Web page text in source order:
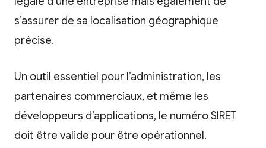
s’assurer de sa localisation géographique
précise.
Un outil essentiel pour l’administration, les
partenaires commerciaux, et même les
développeurs d’applications, le numéro SIRET
doit être valide pour être opérationnel.